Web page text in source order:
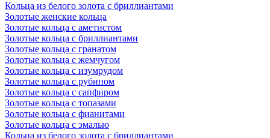
Кольца из белого золота с бриллиантами
Золотые женские кольца
Золотые кольца с аметистом
Золотые кольца с бриллиантами
Золотые кольца с гранатом
Золотые кольца с жемчугом
Золотые кольца с изумрудом
Золотые кольца с рубином
Золотые кольца с сапфиром
Золотые кольца с топазами
Золотые кольца с фианитами
Золотые кольца с эмалью
Кольца из белого золота с бриллиантами